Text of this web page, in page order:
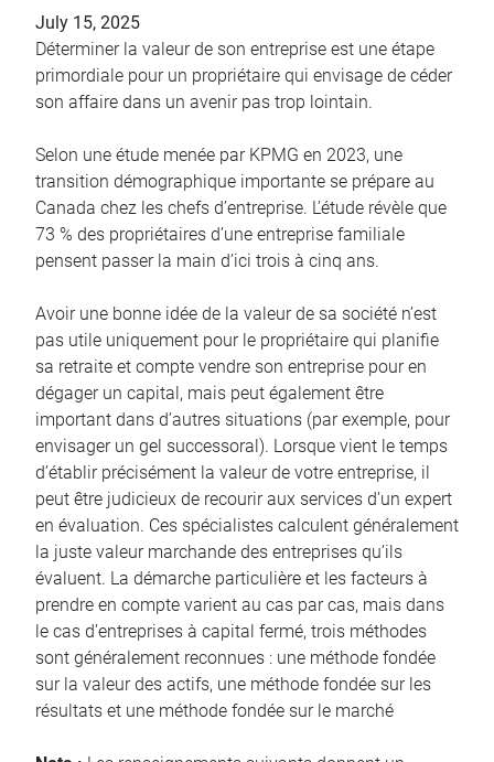
July 15, 2025
Déterminer la valeur de son entreprise est une étape
primordiale pour un propriétaire qui envisage de céder
son affaire dans un avenir pas trop lointain.
Selon une étude menée par KPMG en 2023, une
transition démographique importante se prépare au
Canada chez les chefs d’entreprise. L’étude révèle que
73 % des propriétaires d’une entreprise familiale
pensent passer la main d’ici trois à cinq ans.
Avoir une bonne idée de la valeur de sa société n’est
pas utile uniquement pour le propriétaire qui planifie
sa retraite et compte vendre son entreprise pour en
dégager un capital, mais peut également être
important dans d’autres situations (par exemple, pour
envisager un gel successoral). Lorsque vient le temps
d’établir précisément la valeur de votre entreprise, il
peut être judicieux de recourir aux services d’un expert
en évaluation. Ces spécialistes calculent généralement
la juste valeur marchande des entreprises qu’ils
évaluent. La démarche particulière et les facteurs à
prendre en compte varient au cas par cas, mais dans
le cas d’entreprises à capital fermé, trois méthodes
sont généralement reconnues : une méthode fondée
sur la valeur des actifs, une méthode fondée sur les
résultats et une méthode fondée sur le marché